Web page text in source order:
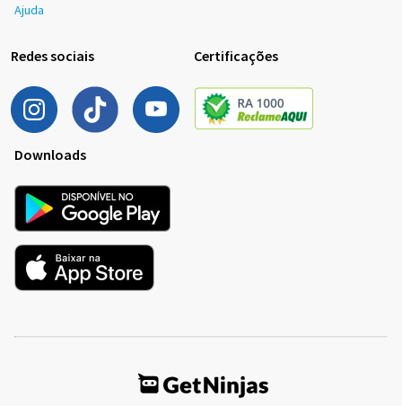
Ajuda
Redes sociais Certificações
Downloads